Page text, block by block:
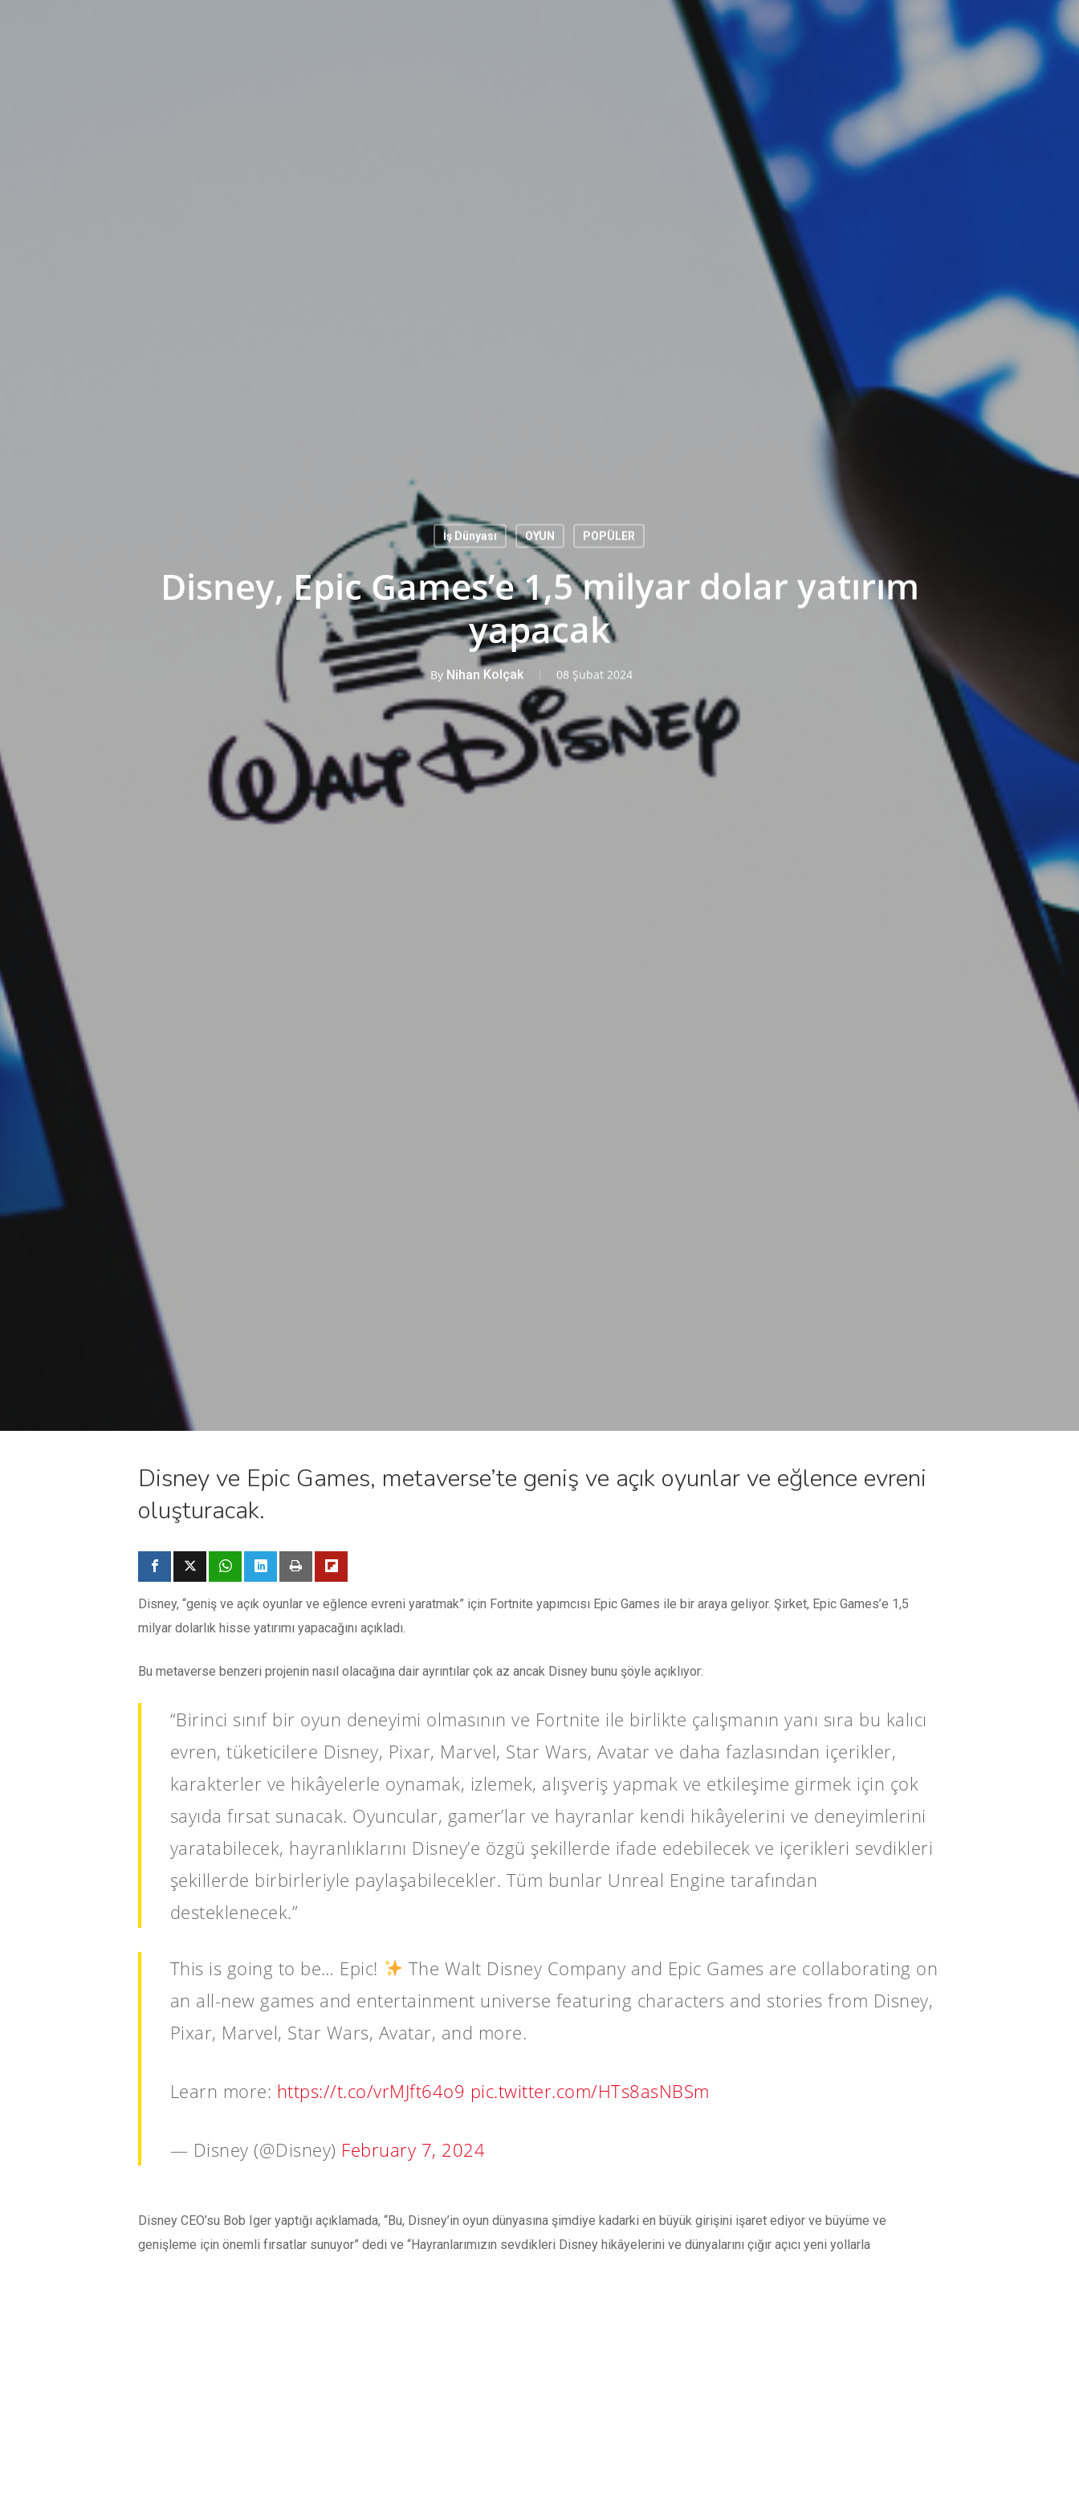
İş Dünyası OYUN POPÜLER
Disney, Epic Games’e 1,5 milyar dolar yatırım
yapacak
By Nihan Kolçak 08 Şubat 2024
Disney ve Epic Games, metaverse’te geniş ve açık oyunlar ve eğlence evreni
oluşturacak.
Disney, “geniş ve açık oyunlar ve eğlence evreni yaratmak” için Fortnite yapımcısı Epic Games ile bir araya geliyor. Şirket, Epic Games’e 1,5
milyar dolarlık hisse yatırımı yapacağını açıkladı.
Bu metaverse benzeri projenin nasıl olacağına dair ayrıntılar çok az ancak Disney bunu şöyle açıklıyor:
“Birinci sınıf bir oyun deneyimi olmasının ve Fortnite ile birlikte çalışmanın yanı sıra bu kalıcı
evren, tüketicilere Disney, Pixar, Marvel, Star Wars, Avatar ve daha fazlasından içerikler,
karakterler ve hikâyelerle oynamak, izlemek, alışveriş yapmak ve etkileşime girmek için çok
sayıda fırsat sunacak. Oyuncular, gamer’lar ve hayranlar kendi hikâyelerini ve deneyimlerini
yaratabilecek, hayranlıklarını Disney’e özgü şekillerde ifade edebilecek ve içerikleri sevdikleri
şekillerde birbirleriyle paylaşabilecekler. Tüm bunlar Unreal Engine tarafından
desteklenecek.”
This is going to be… Epic!
The Walt Disney Company and Epic Games are collaborating on
an all-new games and entertainment universe featuring characters and stories from Disney,
Pixar, Marvel, Star Wars, Avatar, and more.
Learn more: https://t.co/vrMJft64o9 pic.twitter.com/HTs8asNBSm
— Disney (@Disney) February 7, 2024
Disney CEO’su Bob Iger yaptığı açıklamada, “Bu, Disney’in oyun dünyasına şimdiye kadarki en büyük girişini işaret ediyor ve büyüme ve
genişleme için önemli fırsatlar sunuyor” dedi ve “Hayranlarımızın sevdikleri Disney hikâyelerini ve dünyalarını çığır açıcı yeni yollarla